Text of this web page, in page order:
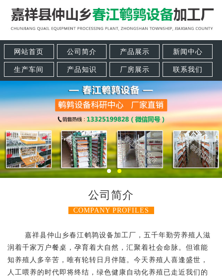
网站首页 公司简介 产品展示 新闻中心
生产车间 产品知识 厂房展示 联系我们
公司简介
COMPANY PROFILES
嘉祥县仲山乡春江鹌鹑设备加工厂，五千年勤劳养殖人滋
润着千家万户餐桌，孕育着大自然，汇聚着社会命脉。但谁能
知养殖人多辛苦，唯有轮转日月伴随。今天养殖人喜逢盛世，
人工喂养的时代即将终结，绿色健康自动化养殖已走近我们的